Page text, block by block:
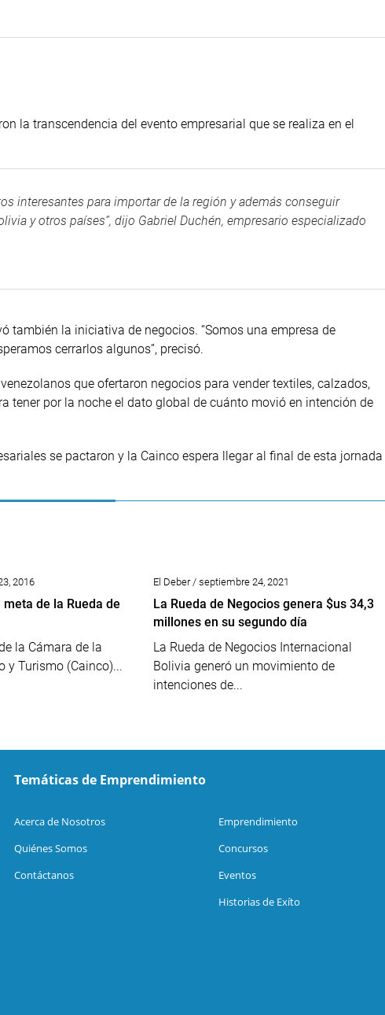
la transcendencia del evento empresarial que se realiza en el
interesantes para importar de la región y además conseguir
y otros países”, dijo Gabriel Duchén, empresario especializado
también la iniciativa de negocios. “Somos una empresa de
cerrarlos algunos”, precisó.
que ofertaron negocios para vender textiles, calzados,
tener por la noche el dato global de cuánto movió en intención de
se pactaron y la Cainco espera llegar al final de esta jornada
2016
de la Rueda de
la Cámara de la
y Turismo (Cainco)...
El Deber / septiembre 24, 2021
La Rueda de Negocios genera $us 34,3
millones en su segundo día
La Rueda de Negocios Internacional
Bolivia generó un movimiento de
intenciones de...
Temáticas de Emprendimiento
Acerca de Nosotros
Quiénes Somos
Contáctanos
Emprendimiento
Concursos
Eventos
Historias de Exíto